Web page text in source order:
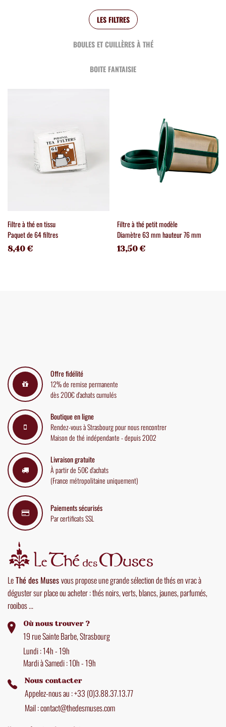
LES FILTRES
BOULES ET CUILLÈRES À THÉ
BOITE FANTAISIE
Filtre à thé en tissu
Paquet de 64 filtres
8,40 €
Filtre à thé petit modèle
Diamètre 63 mm hauteur 76 mm
13,50 €
Offre fidélité
12% de remise permanente
dès 200€ d'achats cumulés
Boutique en ligne
Rendez-vous à Strasbourg pour nous rencontrer
Maison de thé indépendante - depuis 2002
Livraison gratuite
À partir de 50€ d'achats
(France métropolitaine uniquement)
Paiements sécurisés
Par certificats SSL
LeThé des Musesvous propose une grande sélection de thés en vrac à
déguster sur place ou acheter : thés noirs, verts, blancs, jaunes, parfumés,
rooibos ...
Où nous trouver ?
19 rue Sainte Barbe, Strasbourg
Lundi : 14h - 19h
Mardi à Samedi : 10h - 19h
Nous contacter
Appelez-nous au : +33 (0)3.88.37.13.77
Mail : contact@thedesmuses.com